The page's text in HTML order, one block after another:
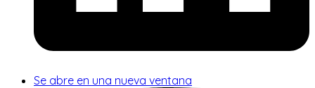
Se abre en una nueva ventana